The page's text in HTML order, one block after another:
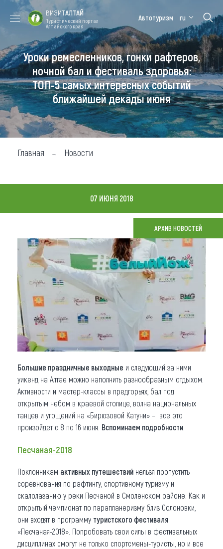
Форум VISIT
ALTAI
Цветение
маральника
Медицинский
форум
Алтайская
зимовка
Туры
Где побывать
Чем заняться
Где остановиться
Что привезти (сувениры)
О регионе
Коллекция впечатлений
Другие рубрики
ВИЗИТАЛТАЙ
Туристический портал
Алтайского края
Автотуризм ru
Уроки ремесленников, гонки рафтеров,
ночной бал и фестиваль здоровья:
ТОП-5 самых интересных событий
ближайшей декады июня
Главная Новости
07 ИЮНЯ 2018
АРХИВ НОВОСТЕЙ
Большие праздничные выходные и следующий за ними
уикенд на Алтае можно наполнить разнообразным отдыхом.
Активности и мастер-классы в предгорьях, бал под
открытым небом в краевой столице, волна национальных
танцев и угощений на «Бирюзовой Катуни» – все это
произойдет с 8 по 16 июня. Вспоминаем подробности
Песчаная-2018
Поклонникам активных путешествий нельзя пропустить
соревнования по рафтингу, спортивному туризму и
скалолазанию у реки Песчаной в Смоленском районе. Как и
открытый чемпионат по парапланеризму близ Солоновки,
они входят в программу туристского фестиваля
«Песчаная-2018». Попробовать свои силы в фестивальных
дисциплинах смогут не только спортсмены-туристы, но и все